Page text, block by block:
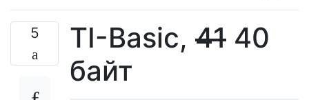
5 TI-Basic, 41 40
байт